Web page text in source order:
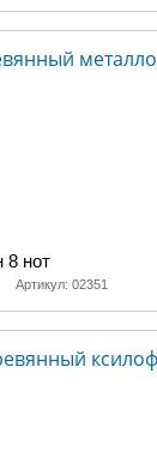
8 нот
Артикул: 02351